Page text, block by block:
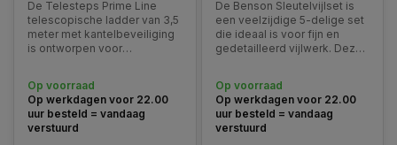
De Telesteps Prime Line
telescopische ladder van 3,5
meter met kantelbeveiliging
is ontworpen voor
ergonomie eisen. Dankzij de
unieke driehoekige
buisconstructie is deze
ladder torsiestabieler dan
Op voorraad
Op werkdagen voor 22.00
uur besteld = vandaag
verstuurd
De Benson Sleutelvijlset is
een veelzijdige 5-delige set
die ideaal is voor fijn en
gedetailleerd vijlwerk. Deze
ontworpen voor precisiewerk
aan metaal, hout en andere
materialen.
Op voorraad
Op werkdagen voor 22.00
uur besteld = vandaag
verstuurd